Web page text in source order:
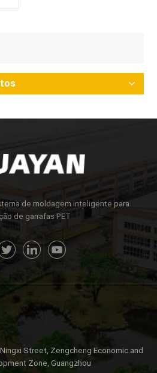
de moldagem inteligente para
de garrafas PET
Street, Zengcheng Economic and
Zone, Guangzhou